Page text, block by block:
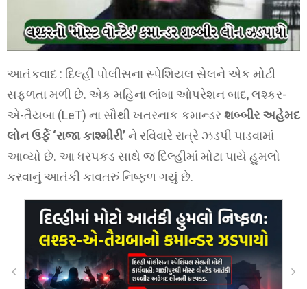
આતંકવાદ : દિલ્હી પોલીસના સ્પેશિયલ સેલને એક મોટી
સફળતા મળી છે. એક મહિના લાંબા ઓપરેશન બાદ, લશ્કર-
એ-તૈયબા (LeT) ના સૌથી ખતરનાક કમાન્ડરશબ્બીર અહેમદ
લોન ઉર્ફે ‘રાજા કાશ્મીરી’ને રવિવારે રાત્રે ઝડપી પાડવામાં
આવ્યો છે. આ ધરપકડ સાથે જ દિલ્હીમાં મોટા પાયે હુમલો
કરવાનું આતંકી કાવતરું નિષ્ફળ ગયું છે.